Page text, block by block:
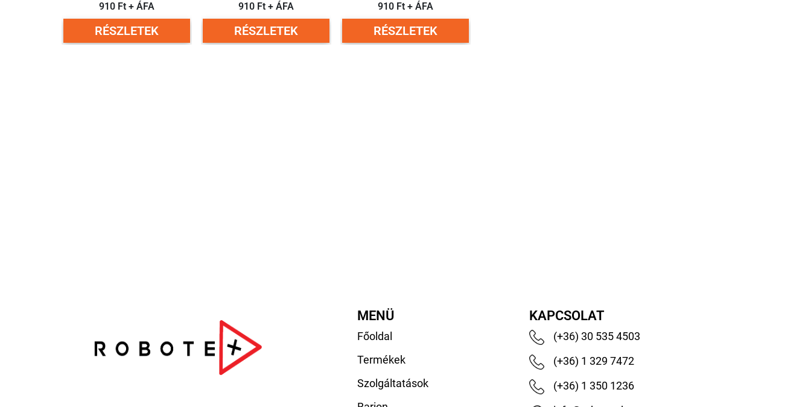
910 Ft + ÁFA
RÉSZLETEK
910 Ft + ÁFA
RÉSZLETEK
MM
910 Ft + ÁFA
RÉSZLETEK
MENÜ
Főoldal
Termékek
Szolgáltatások
KAPCSOLAT
(+36) 30 535 4503
(+36) 1 329 7472
(+36) 1 350 1236